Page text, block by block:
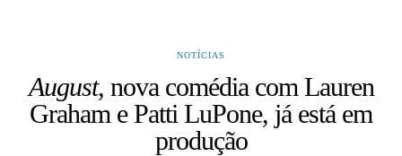
NOTÍCIAS
August, nova comédia com Lauren
Graham e Patti LuPone, já está em
produção